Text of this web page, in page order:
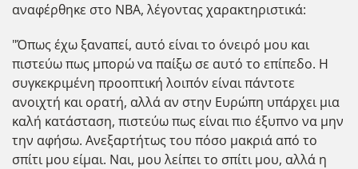
αναφέρθηκε στο ΝΒΑ, λέγοντας χαρακτηριστικά:
"Όπως έχω ξαναπεί, αυτό είναι το όνειρό μου και
πιστεύω πως μπορώ να παίξω σε αυτό το επίπεδο. Η
συγκεκριμένη προοπτική λοιπόν είναι πάντοτε
ανοιχτή και ορατή, αλλά αν στην Ευρώπη υπάρχει μια
καλή κατάσταση, πιστεύω πως είναι πιο έξυπνο να μην
την αφήσω. Ανεξαρτήτως του πόσο μακριά από το
σπίτι μου είμαι. Ναι, μου λείπει το σπίτι μου, αλλά η